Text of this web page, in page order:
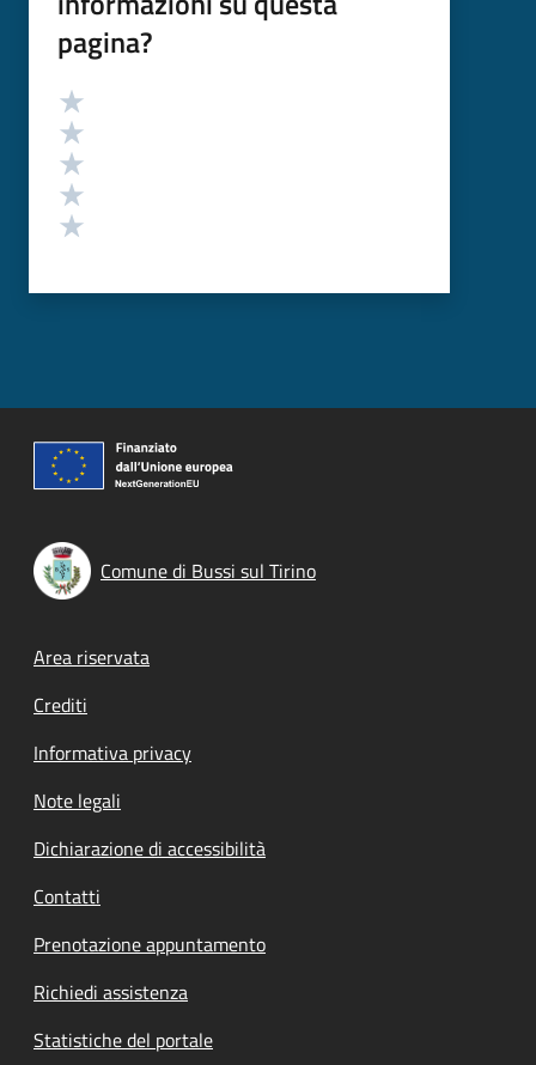
pagina?
Valutazione
Comune di Bussi sul Tirino
Footer menu
Area riservata
Crediti
Informativa privacy
Note legali
Dichiarazione di accessibilità
Contatti
Prenotazione appuntamento
Richiedi assistenza
Statistiche del portale